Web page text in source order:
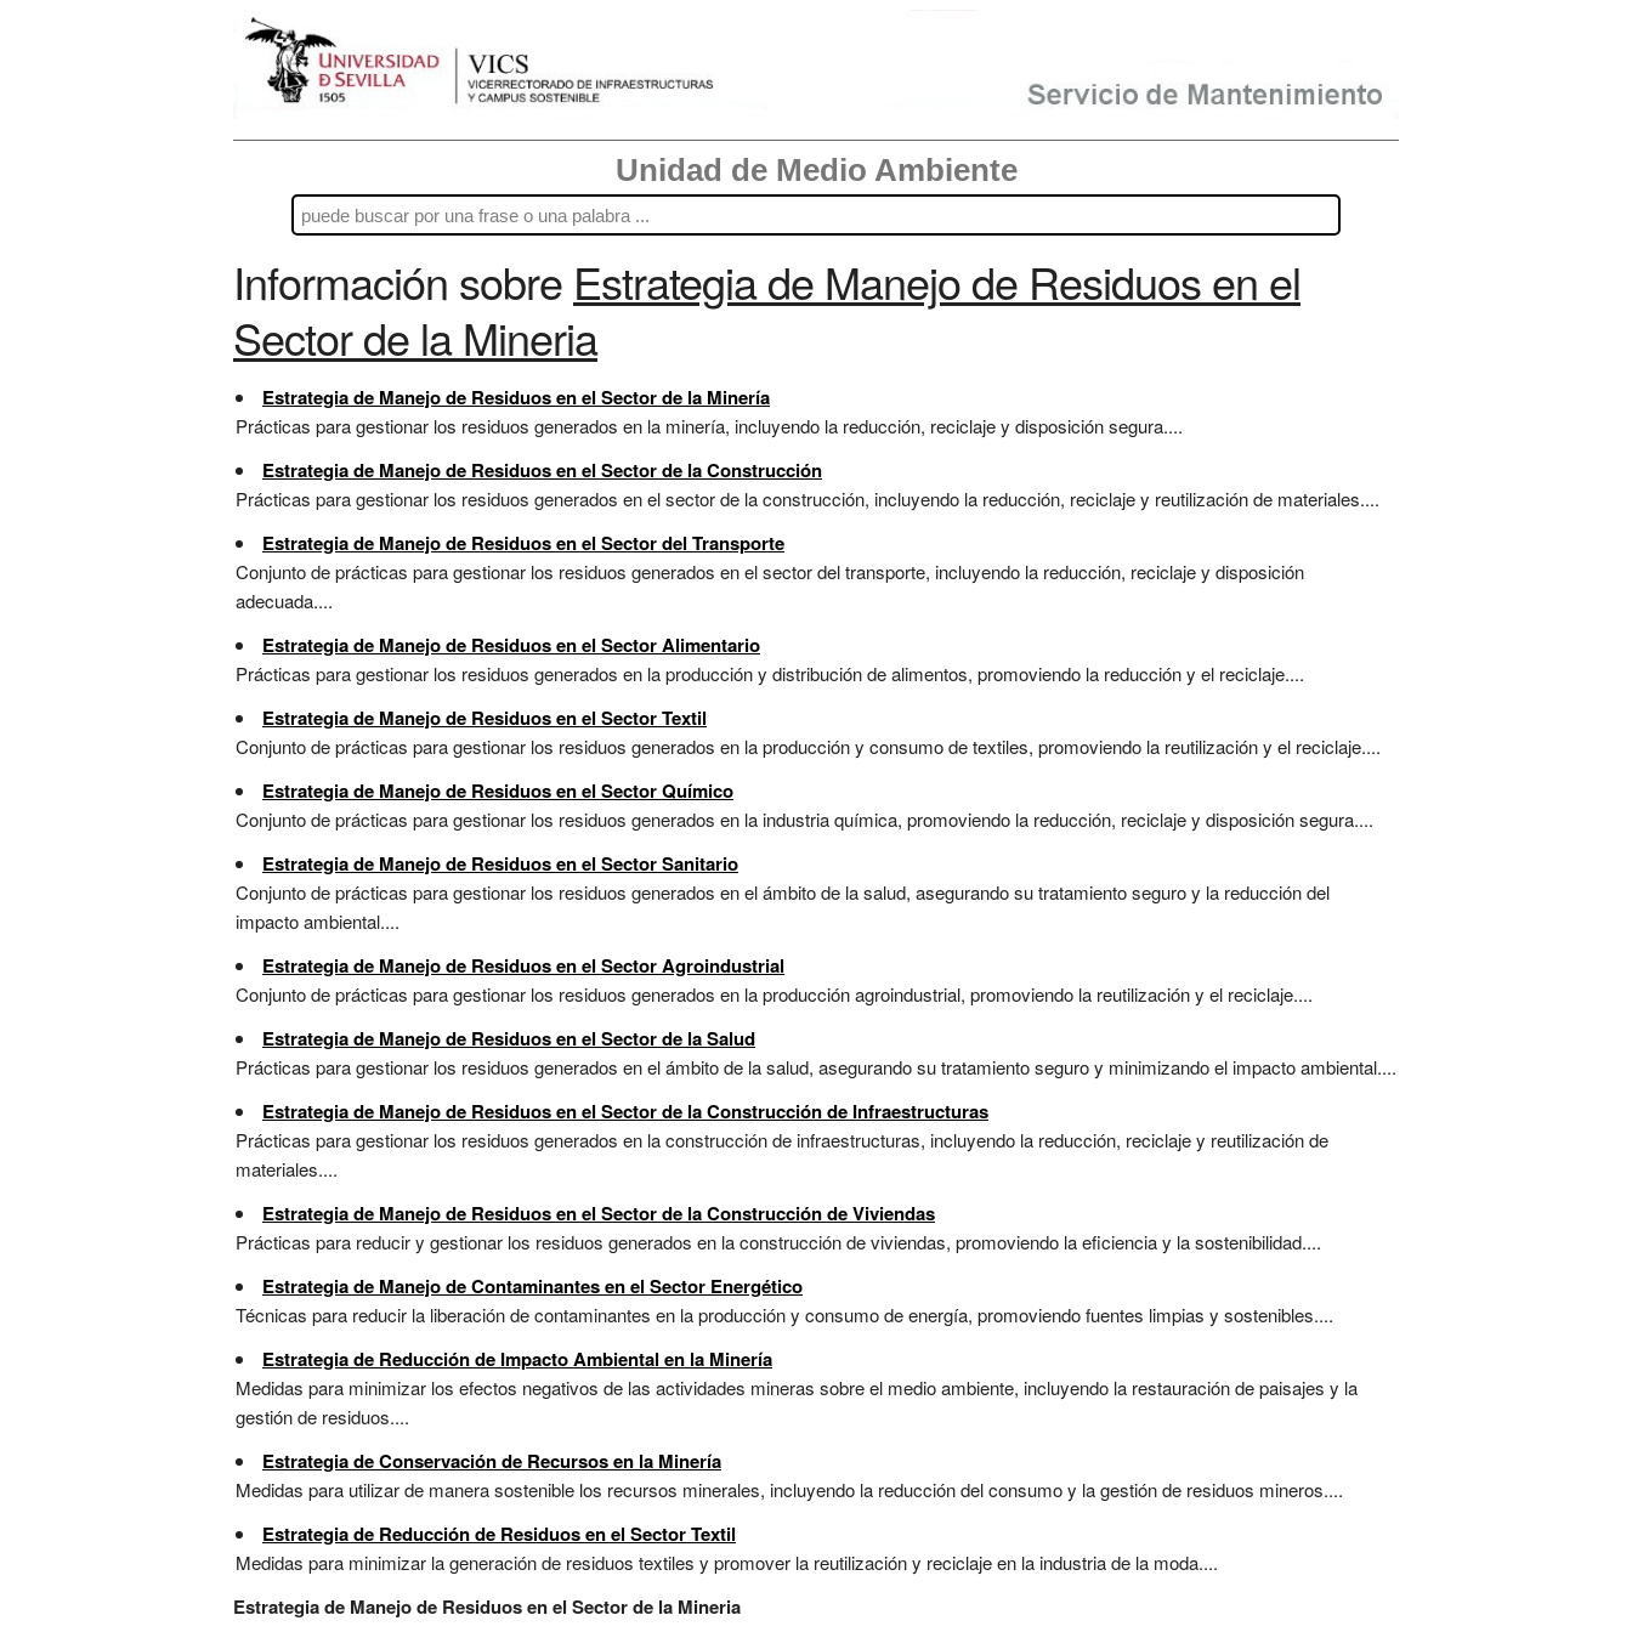
Unidad de Medio Ambiente
Información sobre Estrategia de Manejo de Residuos en el
Sector de la Mineria
Estrategia de Manejo de Residuos en el Sector de la Minería
Prácticas para gestionar los residuos generados en la minería, incluyendo la reducción, reciclaje y disposición segura....
Estrategia de Manejo de Residuos en el Sector de la Construcción
Prácticas para gestionar los residuos generados en el sector de la construcción, incluyendo la reducción, reciclaje y reutilización de materiales....
Estrategia de Manejo de Residuos en el Sector del Transporte
Conjunto de prácticas para gestionar los residuos generados en el sector del transporte, incluyendo la reducción, reciclaje y disposición
adecuada....
Estrategia de Manejo de Residuos en el Sector Alimentario
Prácticas para gestionar los residuos generados en la producción y distribución de alimentos, promoviendo la reducción y el reciclaje....
Estrategia de Manejo de Residuos en el Sector Textil
Conjunto de prácticas para gestionar los residuos generados en la producción y consumo de textiles, promoviendo la reutilización y el reciclaje....
Estrategia de Manejo de Residuos en el Sector Químico
Conjunto de prácticas para gestionar los residuos generados en la industria química, promoviendo la reducción, reciclaje y disposición segura....
Estrategia de Manejo de Residuos en el Sector Sanitario
Conjunto de prácticas para gestionar los residuos generados en el ámbito de la salud, asegurando su tratamiento seguro y la reducción del
impacto ambiental....
Estrategia de Manejo de Residuos en el Sector Agroindustrial
Conjunto de prácticas para gestionar los residuos generados en la producción agroindustrial, promoviendo la reutilización y el reciclaje....
Estrategia de Manejo de Residuos en el Sector de la Salud
Prácticas para gestionar los residuos generados en el ámbito de la salud, asegurando su tratamiento seguro y minimizando el impacto ambiental....
Estrategia de Manejo de Residuos en el Sector de la Construcción de Infraestructuras
Prácticas para gestionar los residuos generados en la construcción de infraestructuras, incluyendo la reducción, reciclaje y reutilización de
materiales....
Estrategia de Manejo de Residuos en el Sector de la Construcción de Viviendas
Prácticas para reducir y gestionar los residuos generados en la construcción de viviendas, promoviendo la eficiencia y la sostenibilidad....
Estrategia de Manejo de Contaminantes en el Sector Energético
Técnicas para reducir la liberación de contaminantes en la producción y consumo de energía, promoviendo fuentes limpias y sostenibles....
Estrategia de Reducción de Impacto Ambiental en la Minería
Medidas para minimizar los efectos negativos de las actividades mineras sobre el medio ambiente, incluyendo la restauración de paisajes y la
gestión de residuos....
Estrategia de Conservación de Recursos en la Minería
Medidas para utilizar de manera sostenible los recursos minerales, incluyendo la reducción del consumo y la gestión de residuos mineros....
Estrategia de Reducción de Residuos en el Sector Textil
Medidas para minimizar la generación de residuos textiles y promover la reutilización y reciclaje en la industria de la moda....
Estrategia de Manejo de Residuos en el Sector de la Mineria